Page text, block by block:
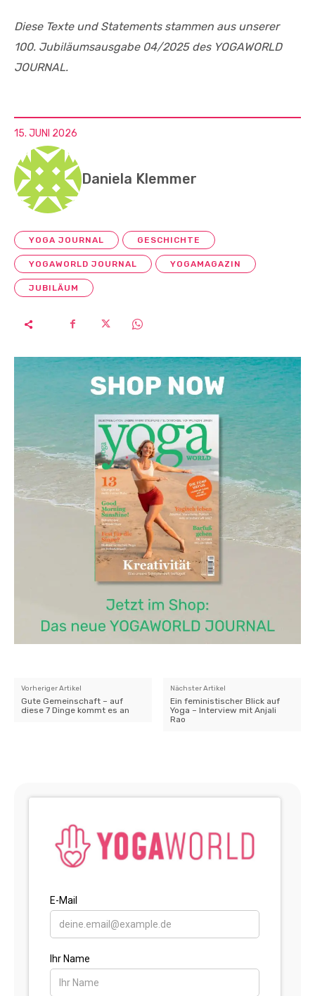
Diese Texte und Statements stammen aus unserer
100. Jubiläumsausgabe 04/2025 des YOGAWORLD
JOURNAL.
15. JUNI 2026
Daniela Klemmer
YOGA JOURNAL GESCHICHTE
YOGAWORLD JOURNAL YOGAMAGAZIN
JUBILÄUM
Vorheriger Artikel
Gute Gemeinschaft – auf
diese 7 Dinge kommt es an
Nächster Artikel
Ein feministischer Blick auf
Yoga – Interview mit Anjali
Rao